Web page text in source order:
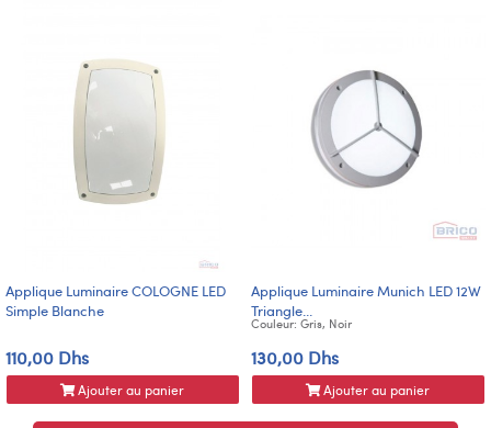
Applique Luminaire COLOGNE LED
Simple Blanche
110,00 Dhs
Ajouter au panier
Applique Luminaire Munich LED 12W
Triangle...
Couleur: Gris, Noir
130,00 Dhs
Ajouter au panier